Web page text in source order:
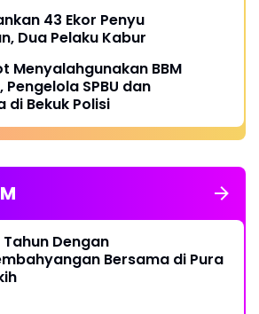
43 Ekor Penyu
Dua Pelaku Kabur
Menyalahgunakan BBM
Pengelola SPBU dan
di Bekuk Polisi
Dengan
Bersama di Pura